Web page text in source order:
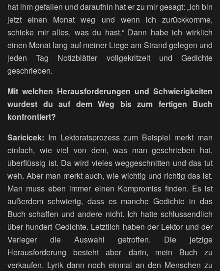
hat ihm gefallen und daraufhin hat er zu mir gesagt: „Ich bin
jetzt einen Monat weg und wenn ich zurückkomme,
schicke mir alles, was du hast.“ Dann habe ich wirklich
einen Monat lang auf meiner Liege am Strand gelegen und
jeden Tag Notizblätter vollgekritzelt und Gedichte
geschrieben.
Mit welchen Herausforderungen und Schwierigkeiten
wurdest du auf dem Weg bis zum fertigen Buch
konfrontiert?
Saricicek: Im Lektoratsprozess zum Beispiel merkt man
einfach, wie viel von dem, was man geschrieben hat,
überflüssig ist. Da wird vieles weggeschnitten und das tut
weh. Aber man merkt auch, wie wichtig und richtig das ist.
Man muss eben immer einen Kompromiss finden. Es ist
außerdem schwierig, dass es manche Gedichte in das
Buch schaffen und andere nicht. Ich hatte schlussendlich
über hundert Gedichte. Letztlich haben der Lektor und der
Verleger die Auswahl getroffen. Die jetzige
Herausforderung besteht aber darin, mein Buch zu
verkaufen. Lyrik dann noch einmal an den Menschen zu